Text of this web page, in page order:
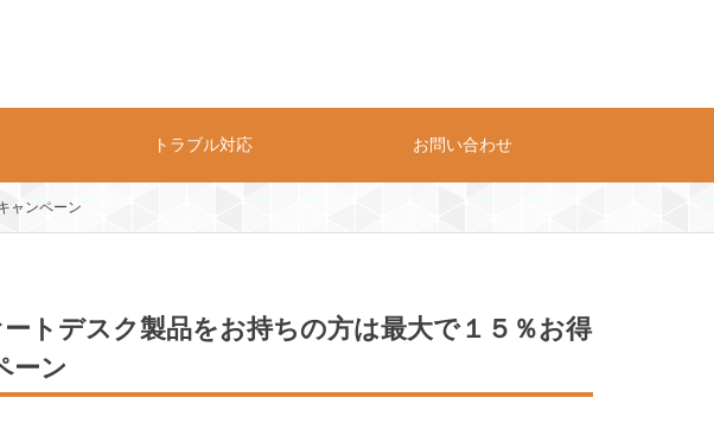
トラブル対応 お問い合わせ
ャンペーン
ートデスク製品をお持ちの方は最大で１５％お得
ーン